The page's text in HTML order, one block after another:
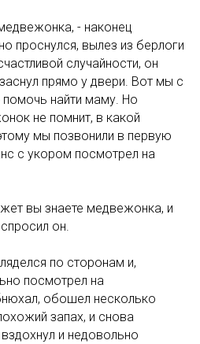
- наконец
проснулся, вылез из берлоги
случайности, он
прямо у двери. Вот мы с
найти маму. Но
не помнит, в какой
мы позвонили в первую
с укором посмотрел на
вы знаете медвежонка, и
он.
по сторонам и,
посмотрел на
обошел несколько
запах, и снова
и недовольно